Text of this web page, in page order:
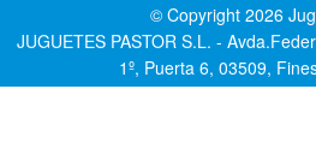
© Copyright 2026
JUGUETES PASTOR S.L. -
1º, Puerta 6, 03509,